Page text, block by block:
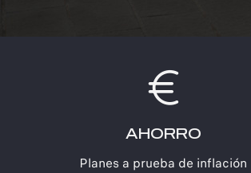
AHORRO
Planes a prueba de inflación